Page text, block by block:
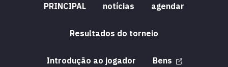
PRINCIPAL notícias agendar
Resultados do torneio
Introdução ao jogador Bens